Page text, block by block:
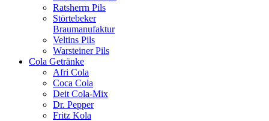
Ratsherrn Pils
Störtebeker
Braumanufaktur
Veltins Pils
Warsteiner Pils
Cola Getränke
Afri Cola
Coca Cola
Deit Cola-Mix
Dr. Pepper
Fritz Kola